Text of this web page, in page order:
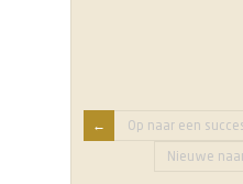
Op naar een
Nieuwe